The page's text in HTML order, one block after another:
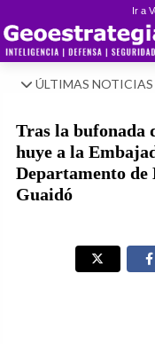
Ir a
ÚLTIMAS NOTICIAS
Tras la bufonada
huye a la
Departamento de
Guaidó